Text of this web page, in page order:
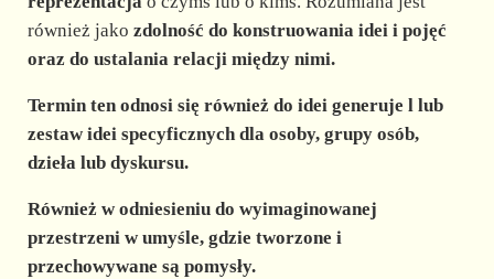
e
o
również jako zdolność do konstruowania idei i pojęć
oraz do ustalaniarelacjimiędzy nimi.
Termin ten odnosi się również do idei generuje l lub
zestaw ideispecyficznych dla osoby, grupy osób,
dzieła lub dyskursu.
Również w odniesieniu do wyimaginowanej
przestrzeni w umyśle, gdzie tworzone i
przechowywane są pomysły.